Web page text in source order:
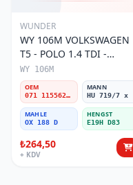
WUNDER
WY 106M VOLKSWAGEN
T5 - POLO 1.4 TDI -
PASSAT- JETTA 071 115562
A Yağ Filtresi
WY 106M
OEM
071 115562 A
MANN
HU 719/7 x
MAHLE
OX 188 D
HENGST
E19H D83
₺264,50
+ KDV